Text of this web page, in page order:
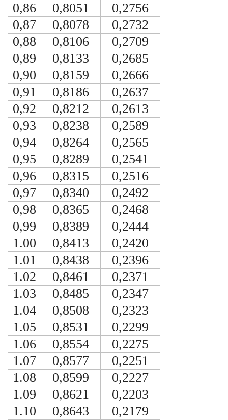
0,86
0,8051
0,2756
0,87
0,8078
0,2732
0,88
0,8106
0,2709
0,89
0,8133
0,2685
0,90
0,8159
0,2666
0,91
0,8186
0,2637
0,92
0,8212
0,2613
0,93
0,8238
0,2589
0,94
0,8264
0,2565
0,95
0,8289
0,2541
0,96
0,8315
0,2516
0,97
0,8340
0,2492
0,98
0,8365
0,2468
0,99
0,8389
0,2444
1.00
0,8413
0,2420
1.01
0,8438
0,2396
1.02
0,8461
0,2371
1.03
0,8485
0,2347
1.04
0,8508
0,2323
1.05
0,8531
0,2299
1.06
0,8554
0,2275
1.07
0,8577
0,2251
1.08
0,8599
0,2227
1.09
0,8621
0,2203
1.10
0,8643
0,2179